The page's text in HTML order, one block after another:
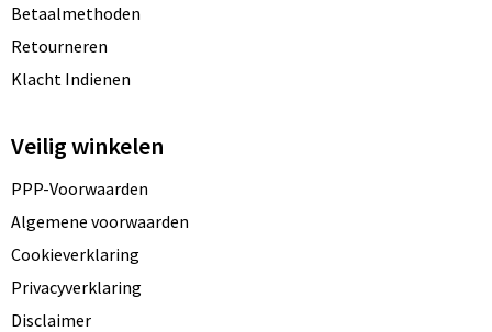
Betaalmethoden
Retourneren
Klacht Indienen
Veilig winkelen
PPP-Voorwaarden
Algemene voorwaarden
Cookieverklaring
Privacyverklaring
Disclaimer